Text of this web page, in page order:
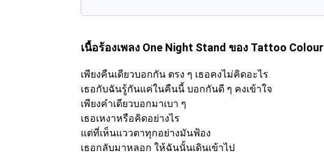
เนื้อร้องเพลง One Night Stand ของ Tattoo Colour
เพียงคืนเดียวบอกกัน ตรง ๆ เธอคงไม่คิดอะไร
เธอกับฉันรู้กันแค่ในคืนนี้ บอกกันดี ๆ คงเข้าใจ
เพียงคำเดียวบอกมาเบา ๆ
เธอเหงาหรือคิดอย่างไร
แต่ที่เห็นแววตาทุกอย่างมันฟ้อง
เธอกลับมาหลอก ให้ฉันนั้นเดินเข้าไป